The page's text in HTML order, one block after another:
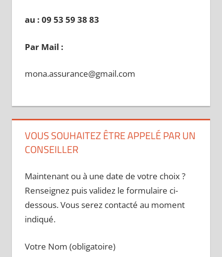
au : 09 53 59 38 83
Par Mail :
mona.assurance@gmail.com
VOUS SOUHAITEZ ÊTRE APPELÉ PAR UN
CONSEILLER
Maintenant ou à une date de votre choix ?
Renseignez puis validez le formulaire ci-
dessous. Vous serez contacté au moment
indiqué.
Votre Nom (obligatoire)